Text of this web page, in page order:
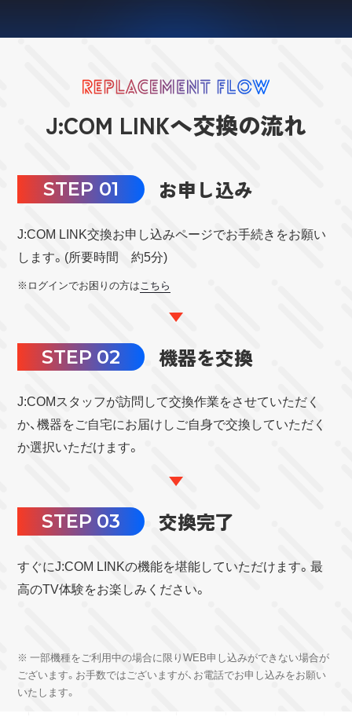
J:COM LINKへ交換の流れ
STEP 01 お申し込み
J:COM LINK交換お申し込みページでお手続きをお願い
します。 (所要時間 約5分)
※ログインでお困りの方は こちら
STEP 02 機器を交換
J:COMスタッフが訪問して交換作業をさせていただく
か、機器をご自宅にお届けしご自身で交換していただく
か選択いただけます。
STEP 03 交換完了
すぐにJ:COM LINKの機能を堪能していただけます。最
高のTV体験をお楽しみください。
※ 一部機種をご利用中の場合に限りWEB申し込みができない場合が
ございます。お手数ではございますが、お電話でお申し込みをお願い
いたします。